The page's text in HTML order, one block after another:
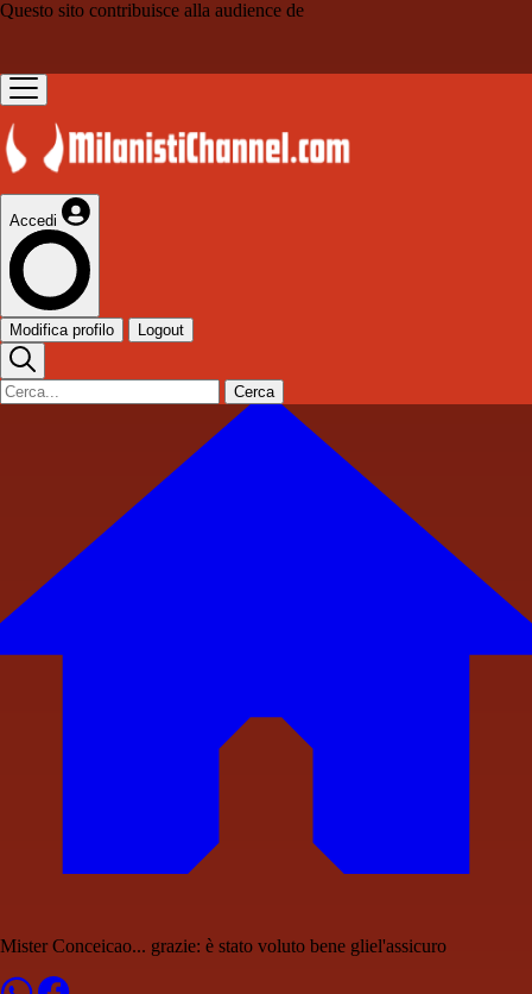
Questo sito contribuisce alla audience de
Accedi
Modifica profilo Logout
Cerca
Mister Conceicao... grazie: è stato voluto bene gliel'assicuro